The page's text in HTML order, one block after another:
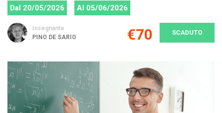
Dal 20/05/2026
Al 05/06/2026
Insegnante
PINO DE SARIO
€70 SCADUTO